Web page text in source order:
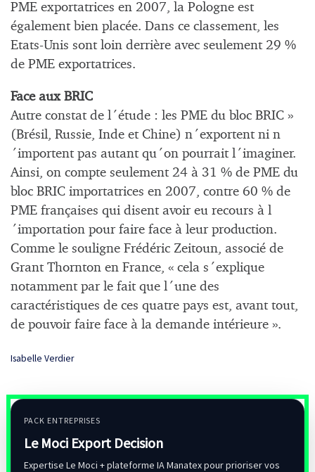
PME exportatrices en 2007, la Pologne est
également bien placée. Dans ce classement, les
Etats-Unis sont loin derrière avec seulement 29 %
de PME exportatrices.
Face aux BRIC
Autre constat de l´étude : les PME du bloc BRIC »
(Brésil, Russie, Inde et Chine) n´exportent ni n
´importent pas autant qu´on pourrait l´imaginer.
Ainsi, on compte seulement 24 à 31 % de PME du
bloc BRIC importatrices en 2007, contre 60 % de
PME françaises qui disent avoir eu recours à l
´importation pour faire face à leur production.
Comme le souligne Frédéric Zeitoun, associé de
Grant Thornton en France, « cela s´explique
notamment par le fait que l´une des
caractéristiques de ces quatre pays est, avant tout,
de pouvoir faire face à la demande intérieure ».
Isabelle Verdier
PACK ENTREPRISES
Le Moci Export Decision
Expertise Le Moci + plateforme IA Manatex pour prioriser vos